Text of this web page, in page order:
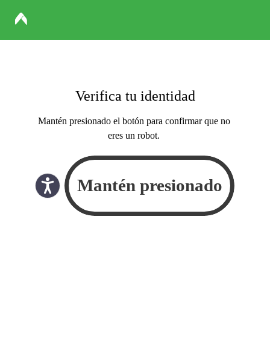
Verifica tu identidad
Mantén presionado el botón para confirmar que no
eres un robot.